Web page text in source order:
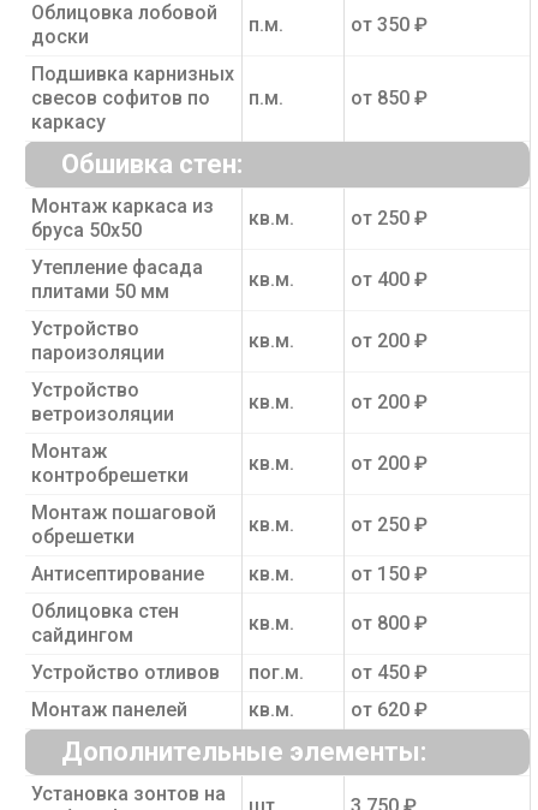
Облицовка лобовой
доски
п.м. от 350 ₽
Подшивка карнизных
свесов софитов по
каркасу
п.м. от 850 ₽
Обшивка стен:
Монтаж каркаса из
бруса 50х50
кв.м. от 250 ₽
Утепление фасада
плитами 50 мм
кв.м. от 400 ₽
Устройство
пароизоляции
кв.м. от 200 ₽
Устройство
ветроизоляции
кв.м. от 200 ₽
Монтаж
контробрешетки
кв.м. от 200 ₽
Монтаж пошаговой
обрешетки
кв.м. от 250 ₽
Антисептирование кв.м.
от 150 ₽
Облицовка стен
сайдингом
кв.м. от 800 ₽
Устройство отливов пог.м.
от 450 ₽
Монтаж панелей
кв.м. от 620 ₽
Дополнительные элементы:
Установка зонтов на